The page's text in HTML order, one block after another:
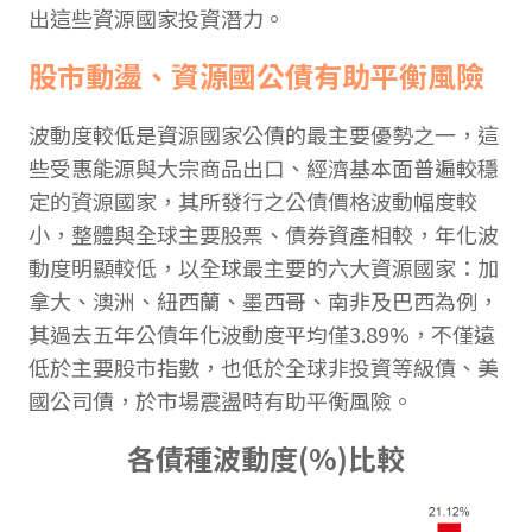
出這些資源國家投資潛力。
股市動盪、資源國公債有助平衡風險
波動度較低是資源國家公債的最主要優勢之一，這
些受惠能源與大宗商品出口、經濟基本面普遍較穩
定的資源國家，其所發行之公債價格波動幅度較
小，整體與全球主要股票、債券資產相較，年化波
動度明顯較低，以全球最主要的六大資源國家：加
拿大、澳洲、紐西蘭、墨西哥、南非及巴西為例，
其過去五年公債年化波動度平均僅3.89%，不僅遠
低於主要股市指數，也低於全球非投資等級債、美
國公司債，於市場震盪時有助平衡風險。
各債種波動度(%)比較